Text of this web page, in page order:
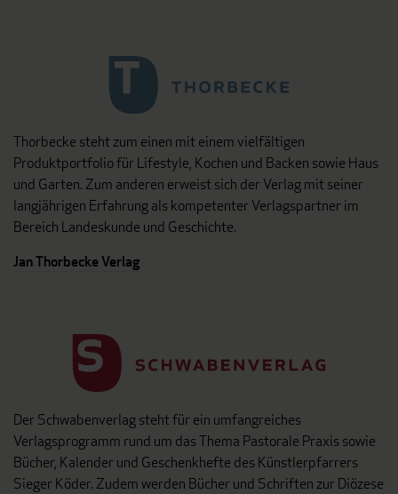
Thorbecke steht zum einen mit einem vielfältigen
Produktportfolio für Lifestyle, Kochen und Backen sowie Haus
und Garten. Zum anderen erweist sich der Verlag mit seiner
langjährigen Erfahrung als kompetenter Verlagspartner im
Bereich Landeskunde und Geschichte.
Jan Thorbecke Verlag
Der Schwabenverlag steht für ein umfangreiches
Verlagsprogramm rund um das Thema Pastorale Praxis sowie
Bücher, Kalender und Geschenkhefte des Künstlerpfarrers
Sieger Köder. Zudem werden Bücher und Schriften zur Diözese